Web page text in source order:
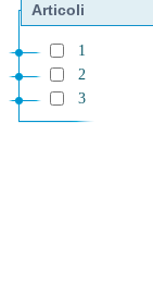
Articoli
1
2
3